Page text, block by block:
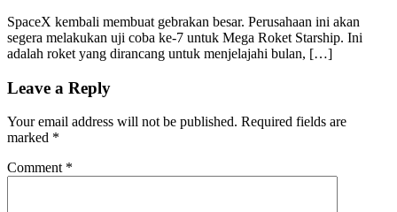
SpaceX kembali membuat gebrakan besar. Perusahaan ini akan
segera melakukan uji coba ke-7 untuk Mega Roket Starship. Ini
adalah roket yang dirancang untuk menjelajahi bulan, […]
Leave a Reply
Your email address will not be published. Required fields are
marked *
Comment *